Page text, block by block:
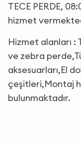
TECE PERDE,
hizmet
Hizmet alanları :
ve zebra
aksesuarları,El
çeşitleri,Montaj
bulunmaktadır.